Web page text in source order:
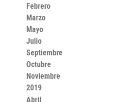
Febrero
Marzo
Mayo
Julio
Septiembre
Octubre
Noviembre
2019
Abril